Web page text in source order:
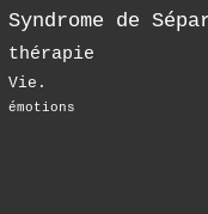
thérapie
Vie.
émotions